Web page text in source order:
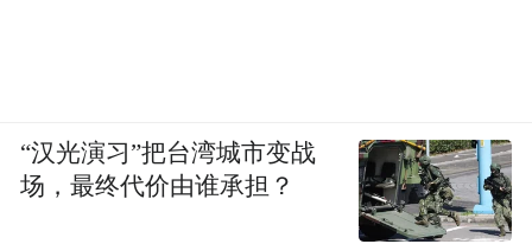
“汉光演习”把台湾城市变战
场，最终代价由谁承担？